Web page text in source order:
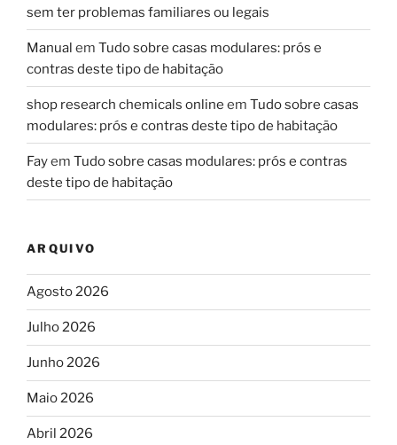
sem ter problemas familiares ou legais
Manual em Tudo sobre casas modulares: prós e
contras deste tipo de habitação
shop research chemicals online em Tudo sobre casas
modulares: prós e contras deste tipo de habitação
Fayem Tudo sobre casas modulares: prós e contras
deste tipo de habitação
ARQUIVO
Agosto 2026
Julho 2026
Junho 2026
Maio 2026
Abril 2026